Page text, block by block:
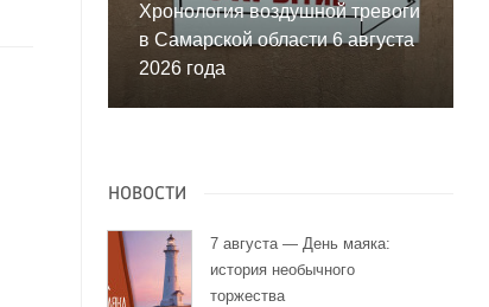
Хронология воздушной тревоги
в Самарской области 6 августа
2026 года
НОВОСТИ
7 августа — День маяка:
история необычного
торжества